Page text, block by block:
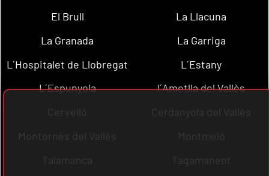
El Brull
La Llacuna
La Granada
La Garriga
L´Hospitalet de Llobregat
L´Estany
L´Espunyola
l´Ametlla del Vallès
Cervelló
Cerdanyola del Vallès
Montornès del Vallès
Montmeló
Talamanca
Tagamanent